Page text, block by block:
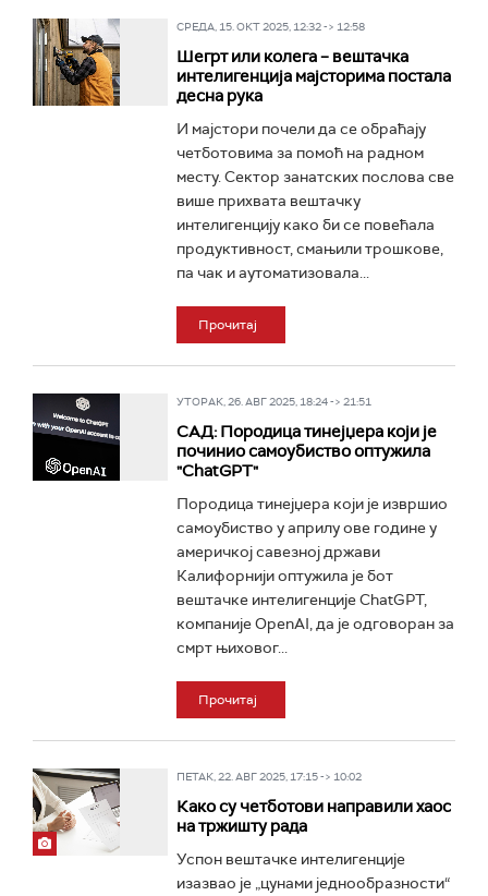
СРЕДА, 15. ОКТ 2025, 12:32 -> 12:58
Шегрт или колега – вештачка
интелигенција мајсторима постала
десна рука
И мајстори почели да се обраћају
четботовима за помоћ на радном
месту. Сектор занатских послова све
више прихвата вештачку
интелигенцију како би се повећала
продуктивност, смањили трошкове,
па чак и аутоматизовала...
Прочитај
УТОРАК, 26. АВГ 2025, 18:24 -> 21:51
САД: Породица тинејџера који је
починио самоубиство оптужила
"ChatGPT"
Породица тинејџера који је извршио
самоубиство у априлу ове године у
америчкој савезној држави
Калифорнији оптужила је бот
вештачке интелигенције ChatGPT,
компаније OpenAI, да је одговоран за
смрт њиховог...
Прочитај
ПЕТАК, 22. АВГ 2025, 17:15 -> 10:02
Како су четботови направили хаос
на тржишту рада
Успон вештачке интелигенције
изазвао је „цунами једнообразности“